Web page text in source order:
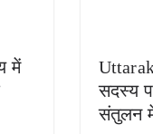
में
सदस्य
संतुलन